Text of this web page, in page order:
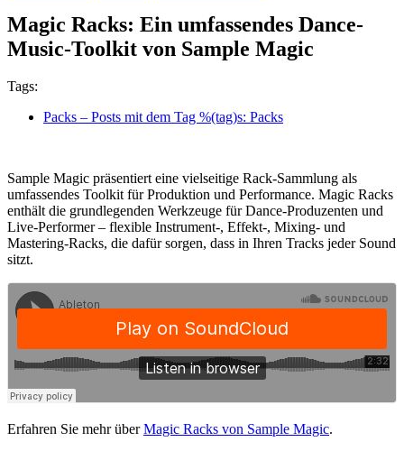
Magic Racks: Ein umfassendes Dance-
Music-Toolkit von Sample Magic
Tags:
Packs – Posts mit dem Tag %(tag)s: Packs
Sample Magic präsentiert eine vielseitige Rack-Sammlung als
umfassendes Toolkit für Produktion und Performance. Magic Racks
enthält die grundlegenden Werkzeuge für Dance-Produzenten und
Live-Performer – flexible Instrument-, Effekt-, Mixing- und
Mastering-Racks, die dafür sorgen, dass in Ihren Tracks jeder Sound
sitzt.
Erfahren Sie mehr überMagic Racks von Sample Magic.